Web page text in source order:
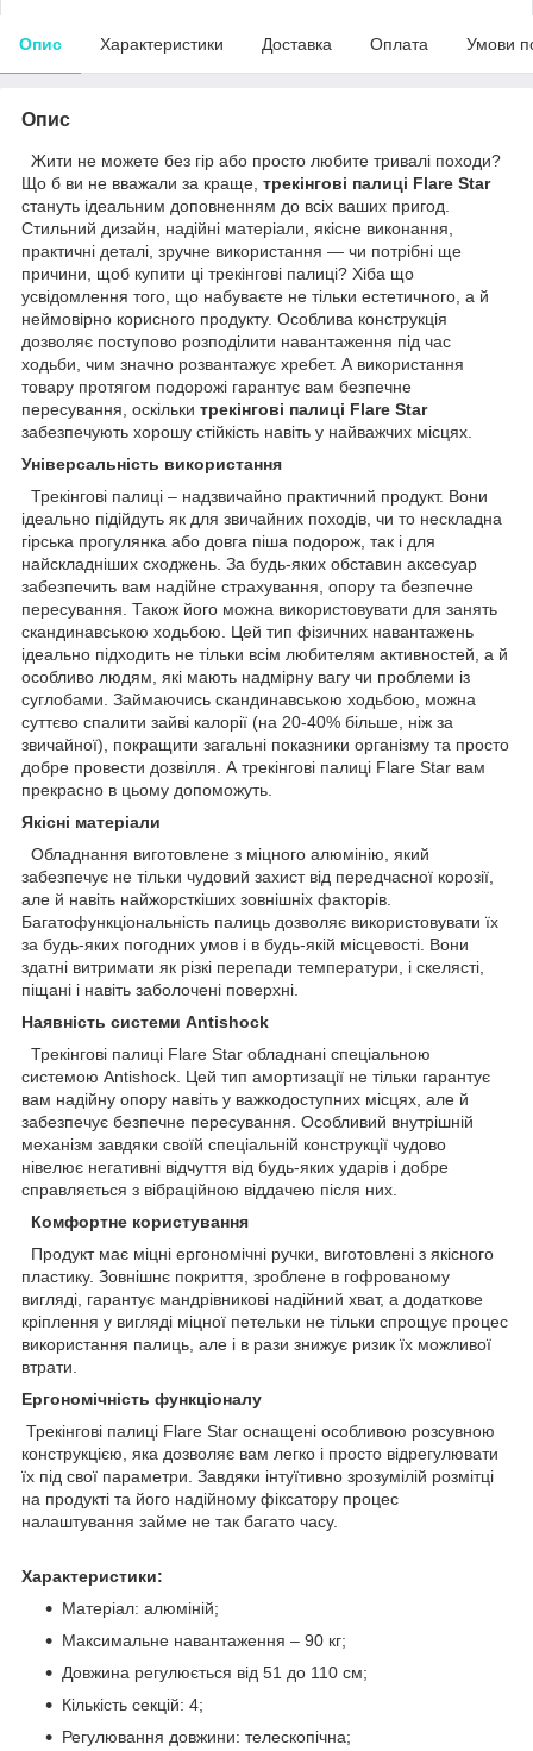
Опис Характеристики Доставка Оплата Умови
Опис
Жити не можете без гір або просто любите тривалі походи?
Що б ви не вважали за краще, трекінгові палиці Flare Star
стануть ідеальним доповненням до всіх ваших пригод.
Стильний дизайн, надійні матеріали, якісне виконання,
практичні деталі, зручне використання — чи потрібні ще
причини, щоб купити ці трекінгові палиці? Хіба що
усвідомлення того, що набуваєте не тільки естетичного, а й
неймовірно корисного продукту. Особлива конструкція
дозволяє поступово розподілити навантаження під час
ходьби, чим значно розвантажує хребет. А використання
товару протягом подорожі гарантує вам безпечне
пересування, оскільки трекінгові палиці Flare Star
забезпечують хорошу стійкість навіть у найважчих місцях.
Універсальність використання
Трекінгові палиці – надзвичайно практичний продукт. Вони
ідеально підійдуть як для звичайних походів, чи то нескладна
гірська прогулянка або довга піша подорож, так і для
найскладніших сходжень. За будь-яких обставин аксесуар
забезпечить вам надійне страхування, опору та безпечне
пересування. Також його можна використовувати для занять
скандинавською ходьбою. Цей тип фізичних навантажень
ідеально підходить не тільки всім любителям активностей, а й
особливо людям, які мають надмірну вагу чи проблеми із
суглобами. Займаючись скандинавською ходьбою, можна
суттєво спалити зайві калорії (на 20-40% більше, ніж за
звичайної), покращити загальні показники організму та просто
добре провести дозвілля. А трекінгові палиці Flare Star вам
прекрасно в цьому допоможуть.
Якісні матеріали
Обладнання виготовлене з міцного алюмінію, який
забезпечує не тільки чудовий захист від передчасної корозії,
але й навіть найжорсткіших зовнішніх факторів.
Багатофункціональність палиць дозволяє використовувати їх
за будь-яких погодних умов і в будь-якій місцевості. Вони
здатні витримати як різкі перепади температури, і скелясті,
піщані і навіть заболочені поверхні.
Наявність системи Antishock
Трекінгові палиці Flare Star обладнані спеціальною
системою Antishock. Цей тип амортизації не тільки гарантує
вам надійну опору навіть у важкодоступних місцях, але й
забезпечує безпечне пересування. Особливий внутрішній
механізм завдяки своїй спеціальній конструкції чудово
нівелює негативні відчуття від будь-яких ударів і добре
справляється з вібраційною віддачею після них.
Комфортне користування
Продукт має міцні ергономічні ручки, виготовлені з якісного
пластику. Зовнішнє покриття, зроблене в гофрованому
вигляді, гарантує мандрівникові надійний хват, а додаткове
кріплення у вигляді міцної петельки не тільки спрощує процес
використання палиць, але і в рази знижує ризик їх можливої
втрати.
Ергономічність функціоналу
Трекінгові палиці Flare Star оснащені особливою розсувною
конструкцією, яка дозволяє вам легко і просто відрегулювати
їх під свої параметри. Завдяки інтуїтивно зрозумілій розмітці
на продукті та його надійному фіксатору процес
налаштування займе не так багато часу.
Характеристики:
Матеріал: алюміній;
Максимальне навантаження – 90 кг;
Довжина регулюється від 51 до 110 см;
Кількість секцій: 4;
Регулювання довжини: телескопічна;